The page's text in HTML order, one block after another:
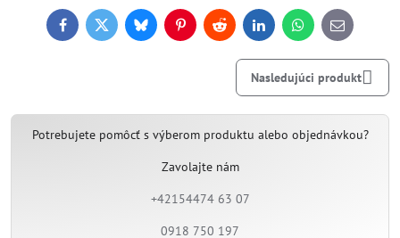
FacebookTwitterBlueskyPinterestReddit LinkedInWhatsApp
E-
mail
Nasledujúci produkt
Potrebujete pomôcť s výberom produktu alebo objednávkou?
Zavolajte nám
+42154474 63 07
0918 750 197